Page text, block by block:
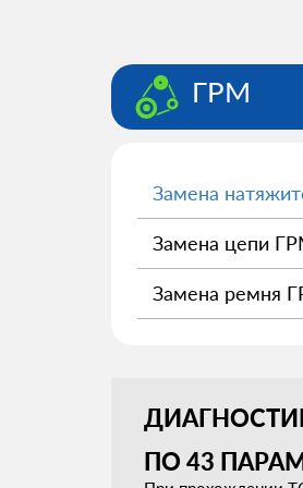
ГРМ
Замена
Замена цепи
Замена ремня
ПО 43